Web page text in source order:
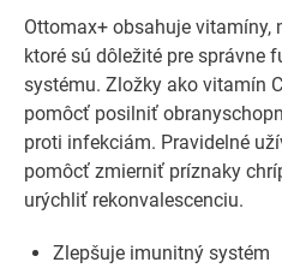
Ottomax+ obsahuje vitamíny,
ktoré sú dôležité pre správne
systému. Zložky ako vitamín
pomôcť posilniť
proti infekciám. Pravidelné
pomôcť zmierniť príznaky
urýchliť rekonvalescenciu.
Zlepšuje imunitný systém